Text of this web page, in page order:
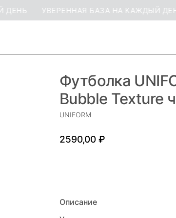
УВЕРЕННАЯ БАЗА НА КАЖДЫЙ ДЕНЬ
Футболка
Bubble Texture
UNIFORM
2590,00 ₽
Описание